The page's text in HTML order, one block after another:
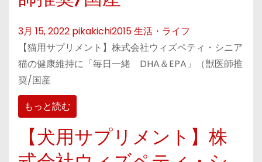
3月 15, 2022 pikakichi2015生活・ライフ
【猫用サプリメント】株式会社ウィズペティ・シニア
猫の健康維持に「毎日一緒 DHA＆EPA」（獣医師推
奨/国産
もっと読む
【犬用サプリメント】株